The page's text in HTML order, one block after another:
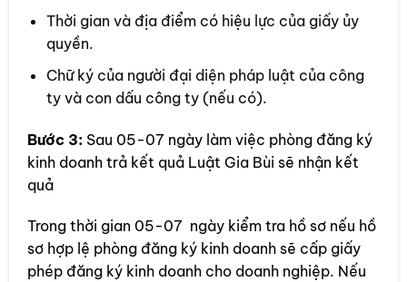
Thời gian và địa điểm có hiệu lực của giấy ủy
quyền.
Chữ ký của người đại diện pháp luật của công
ty và con dấu công ty (nếu có).
Bước 3: Sau 05-07 ngày làm việc phòng đăng ký
kinh doanh trả kết quả Luật Gia Bùi sẽ nhận kết
quả
Trong thời gian 05-07 ngày kiểm tra hồ sơ nếu hồ
sơ hợp lệ phòng đăng ký kinh doanh sẽ cấp giấy
phép đăng ký kinh doanh cho doanh nghiệp. Nếu